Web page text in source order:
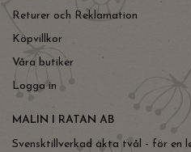
Returer och Reklamation
Köpvillkor
Våra butiker
Logga in
MALIN I RATAN AB
Svensktillverkad äkta tvål - för en